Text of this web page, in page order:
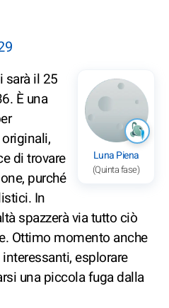
Luna Piena
(Quinta fase)
sarà il 25
È una
di trovare
purché
In
spazzerà via tutto ciò
Ottimo momento anche
esplorare
una piccola fuga dalla